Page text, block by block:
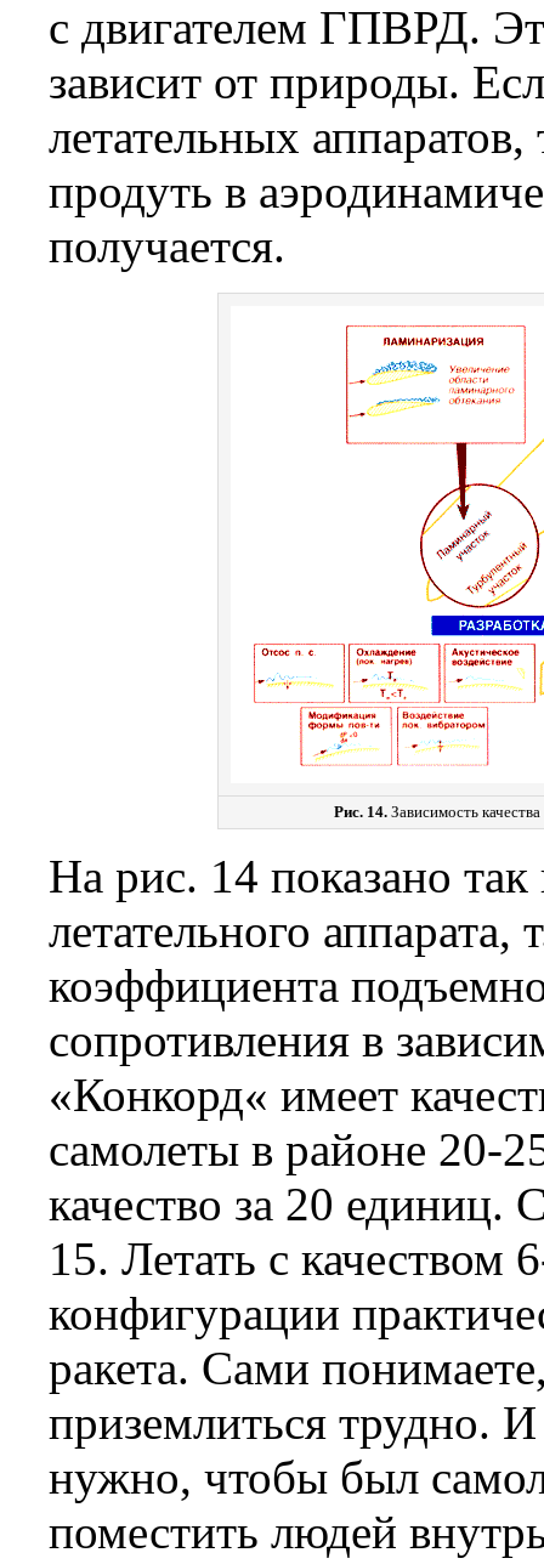
с двигателем ГПВРД.
зависит от природы.
летательных
продуть в
получается.
Рис. 14.Зависимость
На рис. 14 показано так
летательного аппарата,
коэффициента
сопротивления в
«Конкорд« имеет
самолеты в районе 20-
качество за 20
15. Летать с качеством
конфигурации
ракета. Сами
приземлиться трудно.
нужно, чтобы был
поместить людей